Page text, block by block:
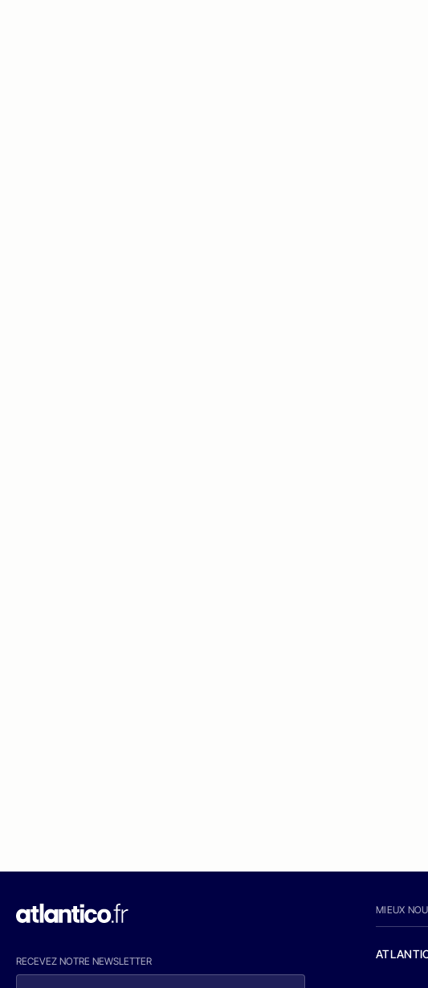
RECEVEZ NOTRE NEWSLETTER
MIEUX